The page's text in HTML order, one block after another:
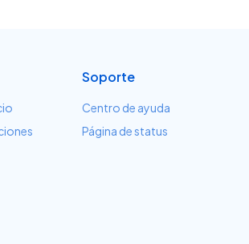
Soporte
Centro de ayuda
Página de status